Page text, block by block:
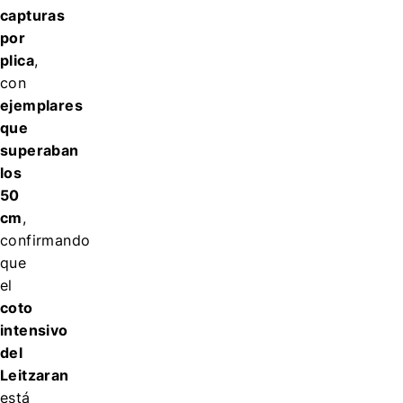
capturas
por
plica,
con
ejemplares
que
superaban
los
50
cm,
confirmando
que
el
coto
intensivo
del
Leitzaran
está